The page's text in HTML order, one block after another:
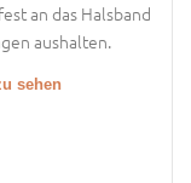
an das Halsband
aushalten.
sehen